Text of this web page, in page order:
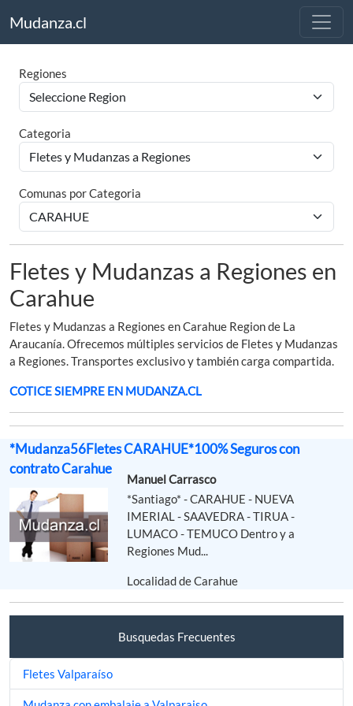
Mudanza.cl
Regiones
Categoria
Comunas por Categoria
Fletes y Mudanzas a Regiones en
Carahue
Fletes y Mudanzas a Regiones en Carahue Region de La
Araucanía. Ofrecemos múltiples servicios de Fletes y Mudanzas
a Regiones. Transportes exclusivo y también carga compartida.
COTICE SIEMPRE EN MUDANZA.CL
*Mudanza56Fletes CARAHUE*100% Seguros con
contrato Carahue
Manuel Carrasco
*Santiago* - CARAHUE - NUEVA
IMERIAL - SAAVEDRA - TIRUA -
LUMACO - TEMUCO Dentro y a
Regiones Mud...
Localidad de Carahue
Busquedas Frecuentes
Fletes Valparaíso